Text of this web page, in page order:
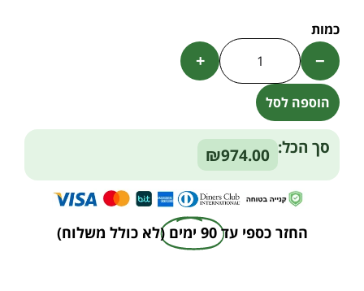
−
+
הוספה לסל
Alternative:
סך הכל: ₪974.00
החזר כספי עד 90 ימים (לא כולל משלוח)